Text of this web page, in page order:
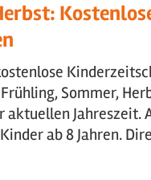
Sommer,
aktuellen
ab 8 Jahren.